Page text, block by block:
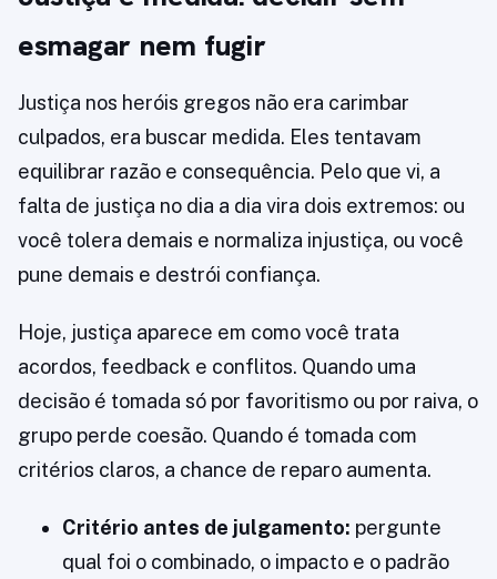
esmagar nem fugir
Justiça nos heróis gregos não era carimbar
culpados, era buscar medida. Eles tentavam
equilibrar razão e consequência. Pelo que vi, a
falta de justiça no dia a dia vira dois extremos: ou
você tolera demais e normaliza injustiça, ou você
pune demais e destrói confiança.
Hoje, justiça aparece em como você trata
acordos, feedback e conflitos. Quando uma
decisão é tomada só por favoritismo ou por raiva, o
grupo perde coesão. Quando é tomada com
critérios claros, a chance de reparo aumenta.
Critério antes de julgamento: pergunte
qual foi o combinado, o impacto e o padrão